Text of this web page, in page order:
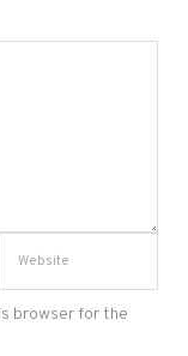
browser for the